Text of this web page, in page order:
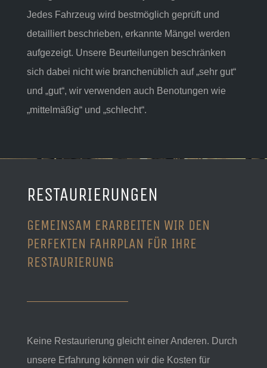
Jedes Fahrzeug wird bestmöglich geprüft und
detailliert beschrieben, erkannte Mängel werden
aufgezeigt. Unsere Beurteilungen beschränken
sich dabei nicht wie branchenüblich auf „sehr gut“
und „gut“, wir verwenden auch Benotungen wie
„mittelmäßig“ und „schlecht“.
RESTAURIERUNGEN
GEMEINSAM ERARBEITEN WIR DEN
PERFEKTEN FAHRPLAN FÜR IHRE
RESTAURIERUNG
Keine Restaurierung gleicht einer Anderen. Durch
unsere Erfahrung können wir die Kosten für